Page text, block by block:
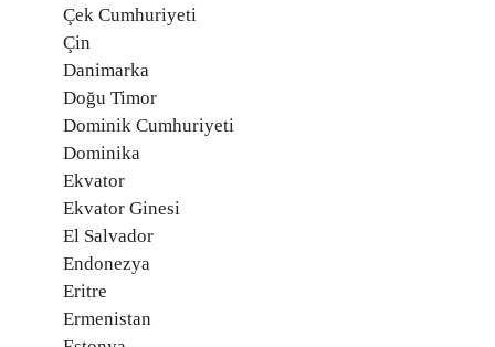
Çek Cumhuriyeti
Çin
Danimarka
Doğu Timor
Dominik Cumhuriyeti
Dominika
Ekvator
Ekvator Ginesi
El Salvador
Endonezya
Eritre
Ermenistan